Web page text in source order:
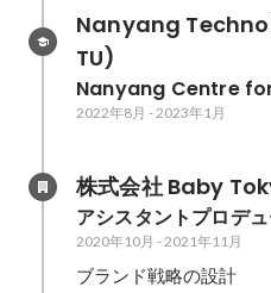
Nanyang
TU)
Nanyang Centre
2022年8月 -2023年1月
株式会社 Baby
アシスタントプロデ
2020年10月 -2021年11月
ブランド戦略の設計